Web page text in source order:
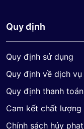
Quy định
Quy định sử dụng
Quy định về dịch vụ
Quy định thanh toán
Cam kết chất lượng
Chính sách hủy phạt